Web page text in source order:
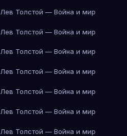
Лев Толстой — Война и мир
Лев Толстой — Война и мир
Лев Толстой — Война и мир
Лев Толстой — Война и мир
Лев Толстой — Война и мир
Лев Толстой — Война и мир
Лев Толстой — Война и мир